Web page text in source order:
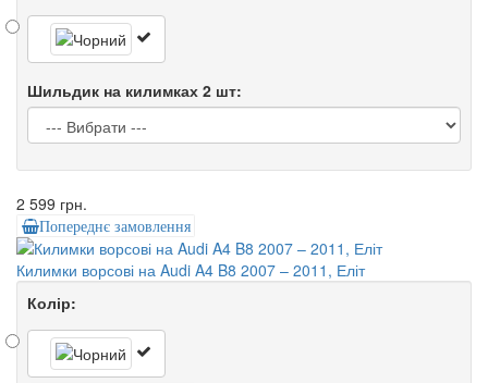
Шильдик на килимках 2 шт:
2 599 грн.
Попереднє замовлення
Килимки ворсові на Audi A4 B8 2007 – 2011, Еліт
Колір: